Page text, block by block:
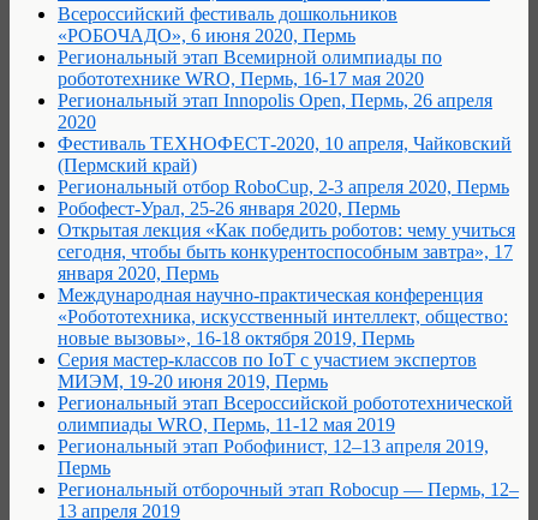
Всероссийский фестиваль дошкольников
«РОБОЧАДО», 6 июня 2020, Пермь
Региональный этап Всемирной олимпиады по
робототехнике WRO, Пермь, 16-17 мая 2020
Региональный этап Innopolis Open, Пермь, 26 апреля
2020
Фестиваль ТЕХНОФЕСТ-2020, 10 апреля, Чайковский
(Пермский край)
Региональный отбор RoboCup, 2-3 апреля 2020, Пермь
Робофест-Урал, 25-26 января 2020, Пермь
Открытая лекция «Как победить роботов: чему учиться
сегодня, чтобы быть конкурентоспособным завтра», 17
января 2020, Пермь
Международная научно-практическая конференция
«Робототехника, искусственный интеллект, общество:
новые вызовы», 16-18 октября 2019, Пермь
Серия мастер-классов по IoT с участием экспертов
МИЭМ, 19-20 июня 2019, Пермь
Региональный этап Всероссийской робототехнической
олимпиады WRO, Пермь, 11-12 мая 2019
Региональный этап Робофинист, 12–13 апреля 2019,
Пермь
Региональный отборочный этап Robocup — Пермь, 12–
13 апреля 2019